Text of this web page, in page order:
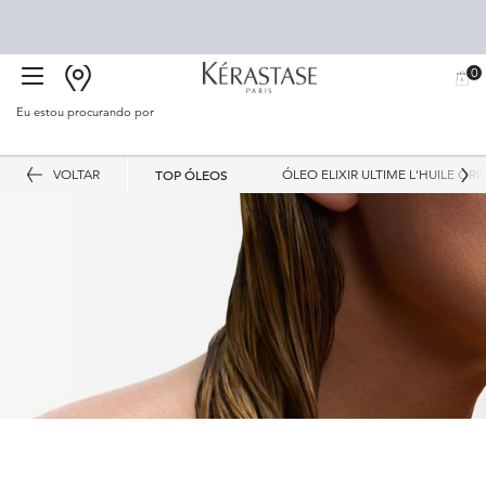
BUSCAR
MEU
0
0
Eu estou procurando por
Main content
VOLTAR TOP ÓLEOS ÓLEO ELIXIR ULTIME L'HUILE